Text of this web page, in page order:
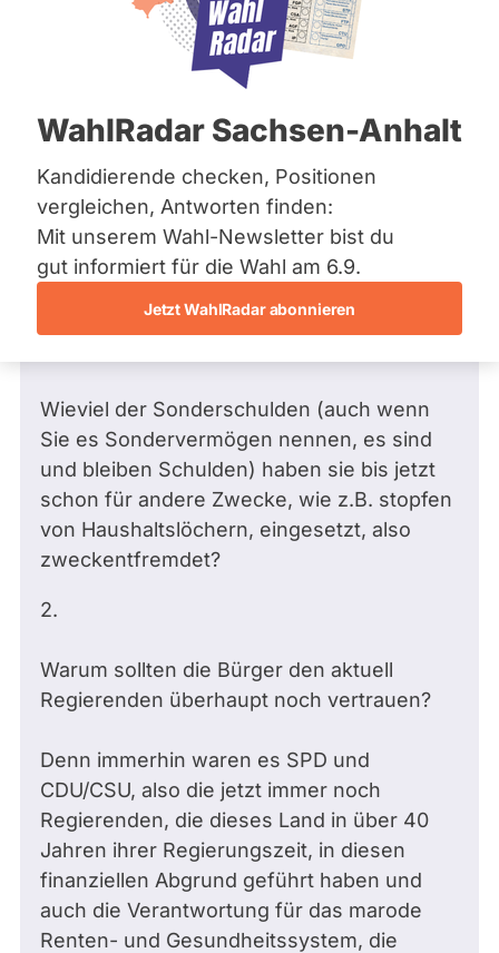
Bremen
Hamburg
Mecklenburg-Vorpommern
Nordrhein-Westfalen
Saarland
Sachsen
Sachsen-Anhalt
Sachsen-Anhalt
Schleswig-Holstein
Thüringen
Archiv
Spenden
WahlRadar Sachsen-Anhalt
Kandidierende checken, Positionen
vergleichen, Antworten finden:
Mit unserem Wahl-Newsletter bist du
gut informiert für die Wahl am 6.9.
Jetzt WahlRadar abonnieren
22.05.2026
Warum beantworte Sie meine Fragen
an Sie so gut wie gar nicht und reden
nur, politikertypisch, drumherum?
Glauben Sie wirklich, dass Sie so,
wieder Vertrauen bei den Bürgern
aufbauen könnten?
Also noch einmal:
Wieviel der Sonderschulden (auch wenn
Sie es Sondervermögen nennen, es sind
und bleiben Schulden) haben sie bis jetzt
schon für andere Zwecke, wie z.B. stopfen
von Haushaltslöchern, eingesetzt, also
zweckentfremdet?
2.
Warum sollten die Bürger den aktuell
Regierenden überhaupt noch vertrauen?
Denn immerhin waren es SPD und
CDU/CSU, also die jetzt immer noch
Regierenden, die dieses Land in über 40
Jahren ihrer Regierungszeit, in diesen
finanziellen Abgrund geführt haben und
auch die Verantwortung für das marode
Renten- und Gesundheitssystem, die